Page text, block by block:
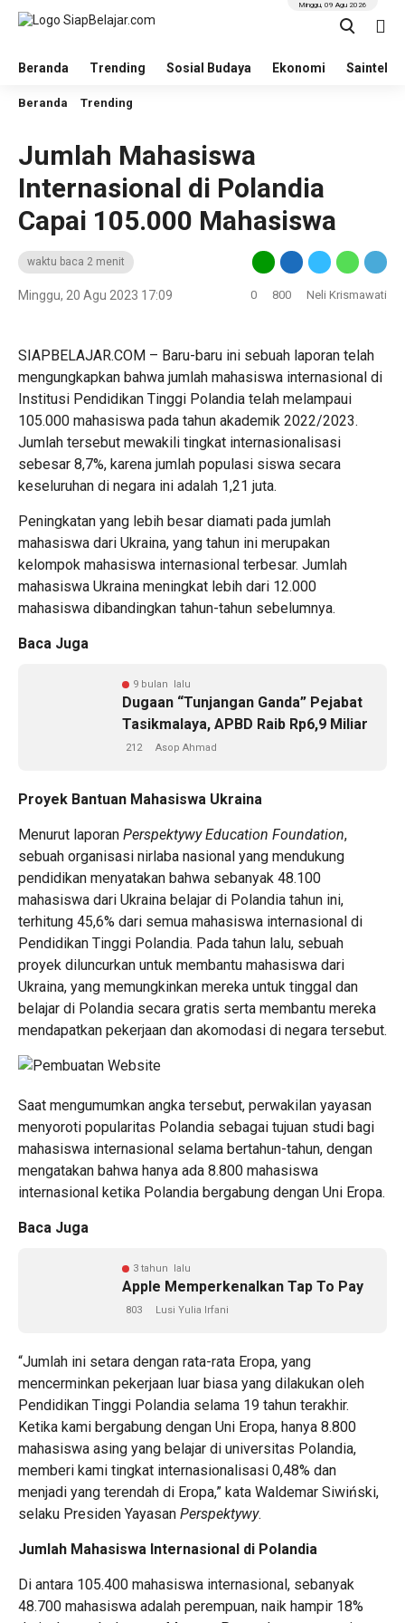
Beranda Trending Sosial Budaya Ekonomi Saintek
Minggu, 09 Agu 2026
Beranda Trending
Jumlah Mahasiswa
Internasional di Polandia
Capai 105.000 Mahasiswa
waktu baca 2 menit
Minggu, 20 Agu 2023 17:09 0 800 Neli Krismawati
SIAPBELAJAR.COM – Baru-baru ini sebuah laporan telah
mengungkapkan bahwa jumlah mahasiswa internasional di
Institusi Pendidikan Tinggi Polandia telah melampaui
105.000 mahasiswa pada tahun akademik 2022/2023.
Jumlah tersebut mewakili tingkat internasionalisasi
sebesar 8,7%, karena jumlah populasi siswa secara
keseluruhan di negara ini adalah 1,21 juta.
Peningkatan yang lebih besar diamati pada jumlah
mahasiswa dari Ukraina, yang tahun ini merupakan
kelompok mahasiswa internasional terbesar. Jumlah
mahasiswa Ukraina meningkat lebih dari 12.000
mahasiswa dibandingkan tahun-tahun sebelumnya.
Baca Juga
9 bulan lalu
Dugaan “Tunjangan Ganda” Pejabat
Tasikmalaya, APBD Raib Rp6,9 Miliar
212 Asop Ahmad
Proyek Bantuan Mahasiswa Ukraina
Menurut laporan Perspektywy Education Foundation,
sebuah organisasi nirlaba nasional yang mendukung
pendidikan menyatakan bahwa sebanyak 48.100
mahasiswa dari Ukraina belajar di Polandia tahun ini,
terhitung 45,6% dari semua mahasiswa internasional di
Pendidikan Tinggi Polandia. Pada tahun lalu, sebuah
proyek diluncurkan untuk membantu mahasiswa dari
Ukraina, yang memungkinkan mereka untuk tinggal dan
belajar di Polandia secara gratis serta membantu mereka
mendapatkan pekerjaan dan akomodasi di negara tersebut.
Saat mengumumkan angka tersebut, perwakilan yayasan
menyoroti popularitas Polandia sebagai tujuan studi bagi
mahasiswa internasional selama bertahun-tahun, dengan
mengatakan bahwa hanya ada 8.800 mahasiswa
internasional ketika Polandia bergabung dengan Uni Eropa.
Baca Juga
3 tahun lalu
Apple Memperkenalkan Tap To Pay
803 Lusi Yulia Irfani
“Jumlah ini setara dengan rata-rata Eropa, yang
mencerminkan pekerjaan luar biasa yang dilakukan oleh
Pendidikan Tinggi Polandia selama 19 tahun terakhir.
Ketika kami bergabung dengan Uni Eropa, hanya 8.800
mahasiswa asing yang belajar di universitas Polandia,
memberi kami tingkat internasionalisasi 0,48% dan
menjadi yang terendah di Eropa,” kata Waldemar Siwiński,
selaku Presiden Yayasan Perspektywy.
Jumlah Mahasiswa Internasional di Polandia
Di antara 105.400 mahasiswa internasional, sebanyak
48.700 mahasiswa adalah perempuan, naik hampir 18%